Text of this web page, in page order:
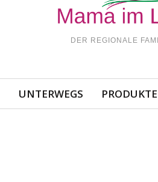
DER REGIONALE
UNTERWEGS